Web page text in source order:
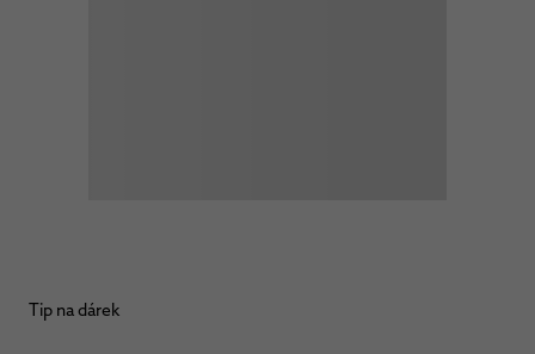
Tip na dárek